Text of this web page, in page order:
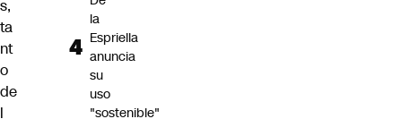
s,
ta
nt
o
de
l
la
Espriella
anuncia
su
uso
"sostenible"